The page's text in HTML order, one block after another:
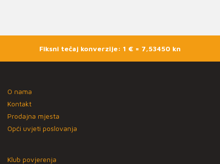
Fiksni tečaj konverzije: 1 € = 7,53450 kn
O nama
Kontakt
Prodajna mjesta
Opći uvjeti poslovanja
Klub povjerenja